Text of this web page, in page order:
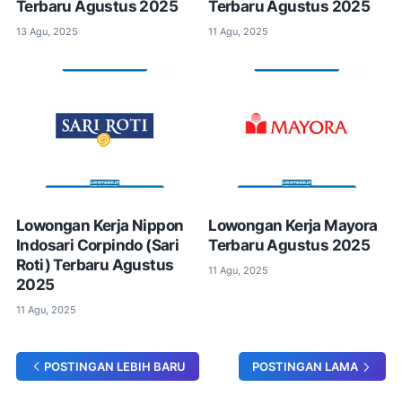
Terbaru Agustus 2025
13 Agu, 2025
Terbaru Agustus 2025
11 Agu, 2025
Lowongan Kerja Nippon
Indosari Corpindo (Sari
Roti) Terbaru Agustus
2025
11 Agu, 2025
Lowongan Kerja Mayora
Terbaru Agustus 2025
11 Agu, 2025
POSTINGAN LEBIH BARU POSTINGAN LAMA